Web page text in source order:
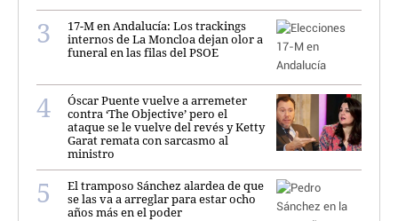
17-M en Andalucía: Los trackings
internos de La Moncloa dejan olor a
funeral en las filas del PSOE
Óscar Puente vuelve a arremeter
contra ‘The Objective’ pero el
ataque se le vuelve del revés y Ketty
Garat remata con sarcasmo al
ministro
El tramposo Sánchez alardea de que
se las va a arreglar para estar ocho
años más en el poder